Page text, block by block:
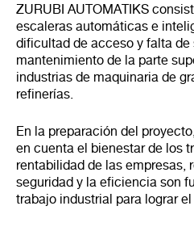
ZURUBI AUTOMATIKS
escaleras automáticas e
dificultad de acceso y falta de
mantenimiento de la parte
industrias de maquinaria de
refinerías.
En la preparación del
en cuenta el bienestar de los
rentabilidad de las empresas,
seguridad y la eficiencia son
trabajo industrial para lograr el